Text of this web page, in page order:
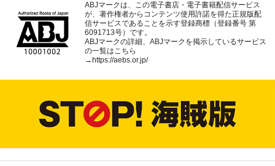
ABJマークは、この電子書店・電子書籍配信サービス
が、著作権者からコンテンツ使用許諾を得た正規版配
信サービスであることを示す登録商標（登録番号 第
6091713号）です。
ABJマークの詳細、ABJマークを掲示しているサービス
の一覧はこちら
→ https://aebs.or.jp/